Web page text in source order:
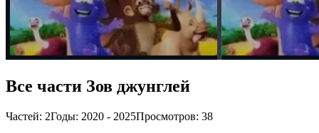
Все части Зов джунглей
Частей: 2Годы: 2020 - 2025Просмотров: 38